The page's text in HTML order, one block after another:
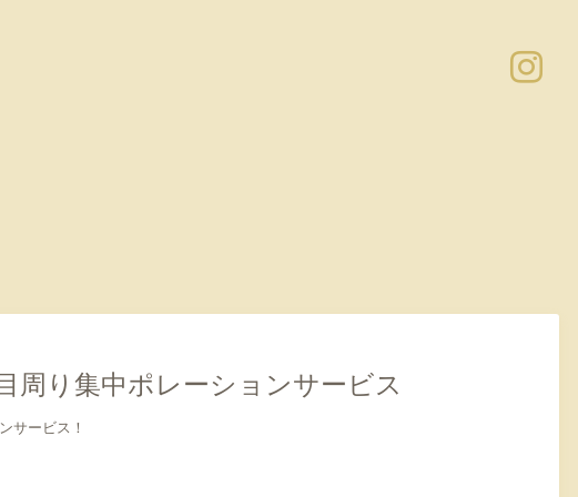
周り集中ポレーションサービス
サービス！